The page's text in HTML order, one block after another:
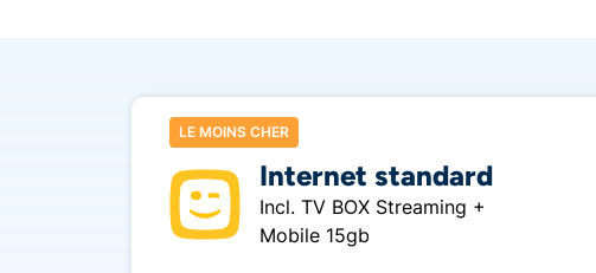
LE MOINS CHER
Internet standard
Incl. TV BOX Streaming +
Mobile 15gb